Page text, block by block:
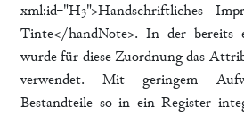
xml:id="H3">Handschriftliches
Tinte</handNote>. In der bereits
wurde für diese Zuordnung das
verwendet. Mit geringem
Bestandteile so in ein Register